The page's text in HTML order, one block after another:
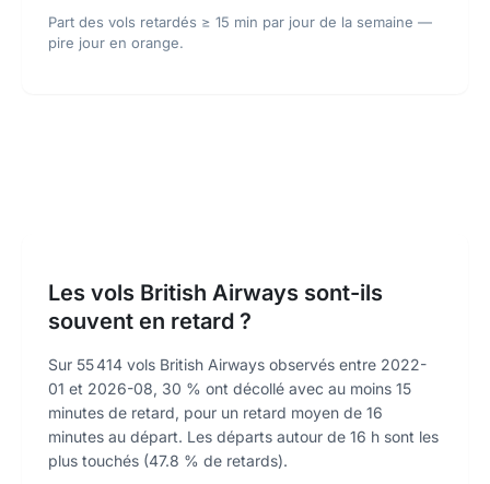
Part des vols retardés ≥ 15 min par jour de la semaine —
pire jour en orange.
Les vols British Airways sont-ils
souvent en retard ?
Sur 55 414 vols British Airways observés entre 2022-
01 et 2026-08, 30 % ont décollé avec au moins 15
minutes de retard, pour un retard moyen de 16
minutes au départ. Les départs autour de 16 h sont les
plus touchés (47.8 % de retards).